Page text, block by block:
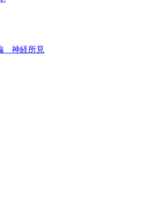
神経所見